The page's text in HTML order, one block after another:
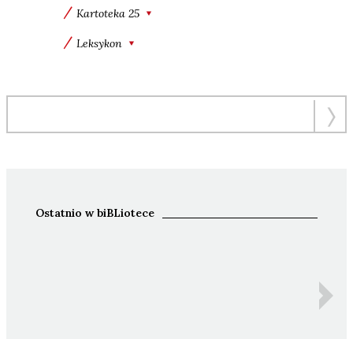
Kartoteka 25
Leksykon
Ostatnio w biBLiotece